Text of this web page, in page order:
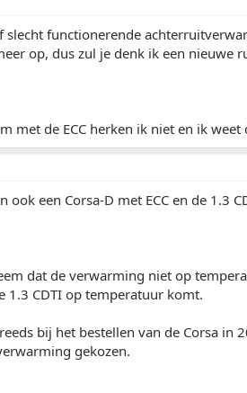
slecht functionerende
op, dus zul je denk ik een nieuwe
met de ECC herken ik niet en ik
ook een Corsa-D met ECC en de 1.3
dat de verwarming niet op
1.3 CDTI op temperatuur komt.
bij het bestellen van de Corsa in
gekozen.